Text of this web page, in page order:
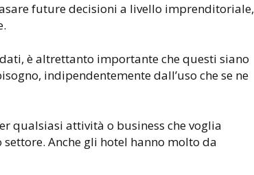
future decisioni a livello imprenditoriale,
è altrettanto importante che questi siano
indipendentemente dall’uso che se ne
qualsiasi attività o business che voglia
Anche gli hotel hanno molto da